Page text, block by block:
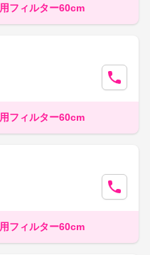
フィルター60cm
フィルター60cm
フィルター60cm